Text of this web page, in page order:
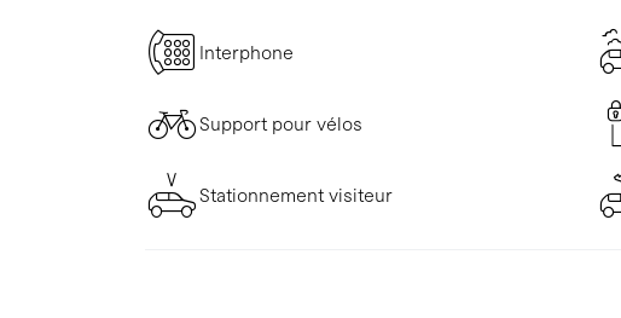
Interphone
Support pour vélos
Stationnement visiteur